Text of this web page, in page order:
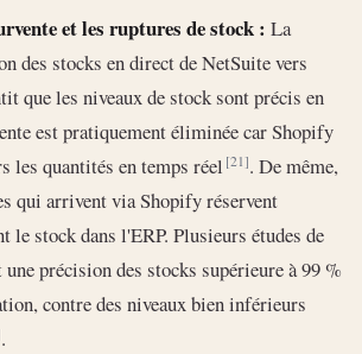
et les ruptures de stock : La
des stocks en direct de NetSuite vers
que les niveaux de stock sont précis en
est pratiquement éliminée car Shopify
les quantités en temps réel[21]. De même,
qui arrivent via Shopify réservent
le stock dans l'ERP. Plusieurs études de
précision des stocks supérieure à 99 %
contre des niveaux bien inférieurs
.